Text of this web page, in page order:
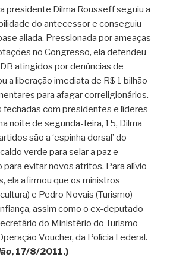
presidente Dilma Rousseff seguiu a
do antecessor e conseguiu
aliada. Pressionada por ameaças
no Congresso, ela defendeu
atingidos por denúncias de
a liberação imediata de R$ 1 bilhão
para afagar correligionários.
fechadas com presidentes e líderes
noite de segunda-feira, 15, Dilma
são a ‘espinha dorsal’ do
verde para selar a paz e
evitar novos atritos. Para alívio
ela afirmou que os ministros
e Pedro Novais (Turismo)
assim como o ex-deputado
do Ministério do Turismo
Voucher, da Polícia Federal.
, 17/8/2011.)